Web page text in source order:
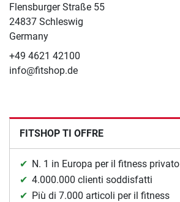
Flensburger Straße 55
24837 Schleswig
Germany
+49 4621 42100
info@fitshop.de
FITSHOP TI OFFRE
N. 1 in Europa per il fitness privato
4.000.000 clienti soddisfatti
Più di 7.000 articoli per il fitness